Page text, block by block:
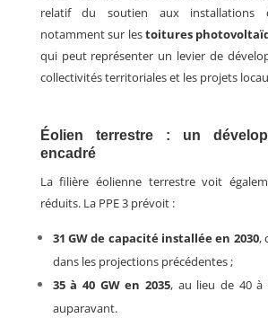
relatif du soutien aux installations
notamment sur lestoitures
qui peut représenter un levier de
collectivités territoriales et les projets
Éolien terrestre : un
encadré
La filière éolienne terrestre voit
réduits. La PPE 3 prévoit :
31 GW de capacité installée en 2030,
dans les projections précédentes ;
35 à 40 GW en 2035, au lieu de 40 à
auparavant.